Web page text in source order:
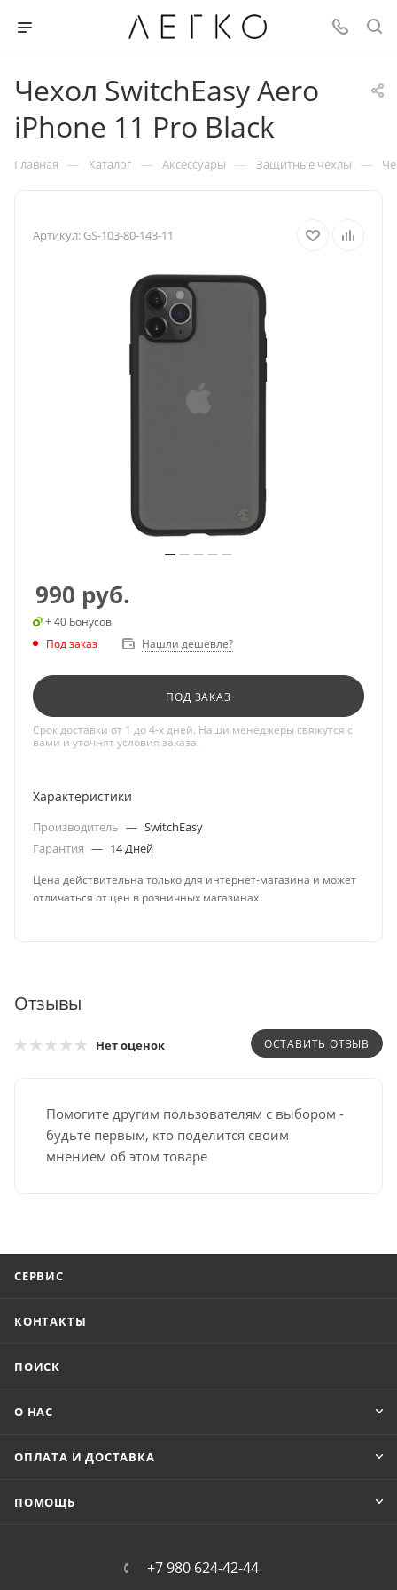
Чехол SwitchEasy Aero
iPhone 11 Pro Black
Главная — Каталог — Аксессуары — Защитные чехлы —
Артикул: GS-103-80-143-11
990 руб.
+ 40 Бонусов
Под заказ
Нашли дешевле?
ПОД ЗАКАЗ
Срок доставки от 1 до 4-х дней. Наши менеджеры свяжутся с
вами и уточнят условия заказа.
Характеристики
Производитель — SwitchEasy
Гарантия — 14 Дней
Цена действительна только для интернет-магазина и может
отличаться от цен в розничных магазинах
Отзывы
Нет оценок ОСТАВИТЬ ОТЗЫВ
Помогите другим пользователям с выбором -
будьте первым, кто поделится своим
мнением об этом товаре
СЕРВИС
КОНТАКТЫ
ПОИСК
О НАС
ОПЛАТА И ДОСТАВКА
ПОМОЩЬ
+7 980 624-42-44